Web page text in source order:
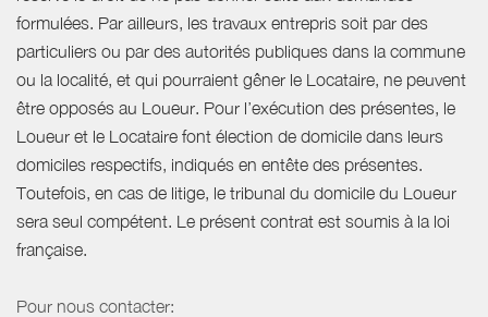
formulées. Par ailleurs, les travaux entrepris soit par des
particuliers ou par des autorités publiques dans la commune
ou la localité, et qui pourraient gêner le Locataire, ne peuvent
être opposés au Loueur. Pour l’exécution des présentes, le
Loueur et le Locataire font élection de domicile dans leurs
domiciles respectifs, indiqués en entête des présentes.
Toutefois, en cas de litige, le tribunal du domicile du Loueur
sera seul compétent. Le présent contrat est soumis à la loi
française.
Pour nous contacter: